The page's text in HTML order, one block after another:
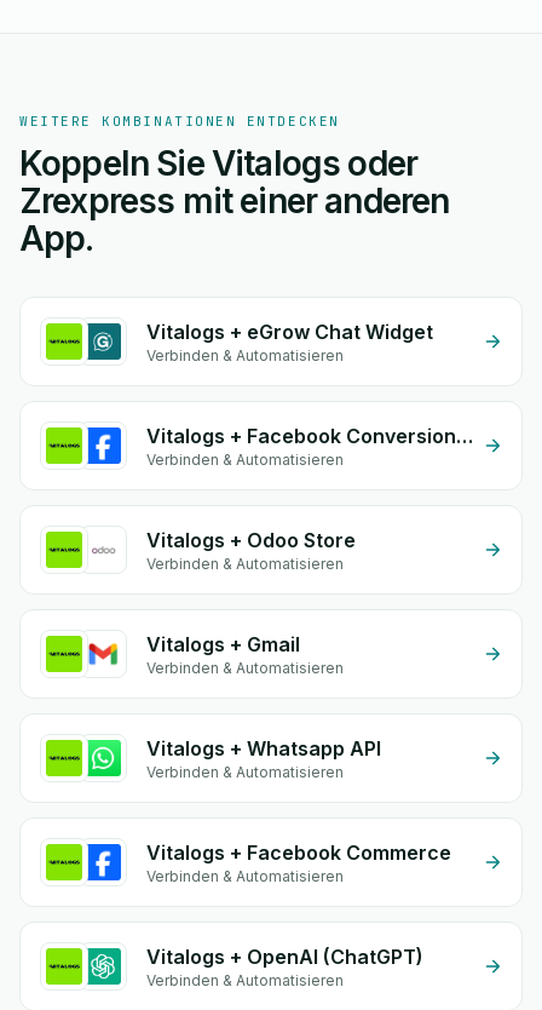
WEITERE KOMBINATIONEN ENTDECKEN
Koppeln Sie Vitalogs oder
Zrexpress mit einer anderen
App.
Vitalogs + eGrow Chat Widget
Verbinden & Automatisieren
Vitalogs + Facebook Conversion API (CAPI)
Verbinden & Automatisieren
Vitalogs + Odoo Store
Verbinden & Automatisieren
Vitalogs + Gmail
Verbinden & Automatisieren
Vitalogs + Whatsapp API
Verbinden & Automatisieren
Vitalogs + Facebook Commerce
Verbinden & Automatisieren
Vitalogs + OpenAI (ChatGPT)
Verbinden & Automatisieren